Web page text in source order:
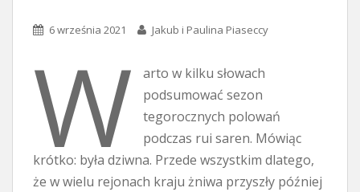
6 września 2021 Jakub i Paulina Piaseccy
W
arto w kilku słowach
podsumować sezon
tegorocznych polowań
podczas rui saren. Mówiąc
krótko: była dziwna. Przede wszystkim dlatego,
że w wielu rejonach kraju żniwa przyszły później